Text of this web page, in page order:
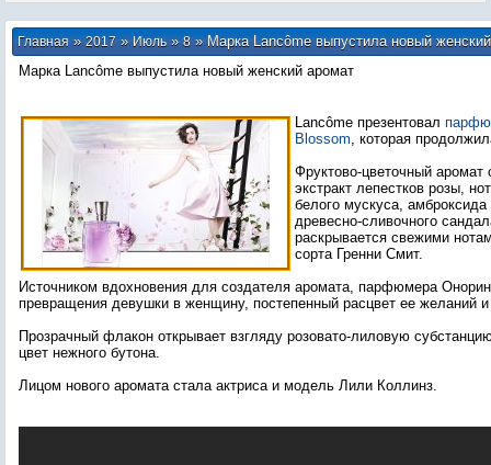
Главная»2017 » Июль » 8» Марка Lancôme выпустила новый
Марка Lancôme выпустила новый женский аромат
Lancôme презентовал
Blossom, которая
Фруктово-цветочный аромат
экстракт лепестков розы,
белого мускуса,
древесно-сливочного
раскрывается свежими
сорта Гренни Смит.
Источником вдохновения для создателя аромата, парфюмера
превращения девушки в женщину, постепенный расцвет ее желаний
Прозрачный флакон открывает взгляду розовато-лиловую
цвет нежного бутона.
Лицом нового аромата стала актриса и модель Лили Коллинз.